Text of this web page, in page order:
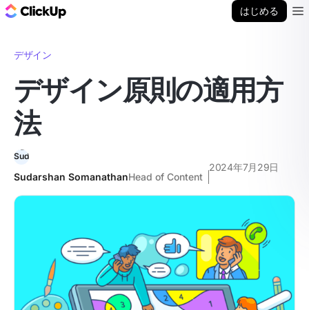
はじめる
デザイン
デザイン原則の適用方
法
Sudarshan SomanathanHead of Content
2024年7月29日